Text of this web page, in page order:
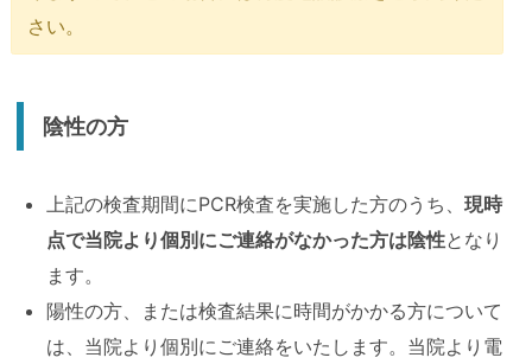
さい。
陰性の方
上記の検査期間にPCR検査を実施した方のうち、 現時
点で当院より個別にご連絡がなかった方は陰性となり
ます。
陽性の方、または検査結果に時間がかかる方について
は、当院より個別にご連絡をいたします。当院より電